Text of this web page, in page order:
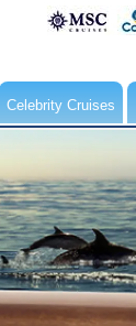
Celebrity Cruises